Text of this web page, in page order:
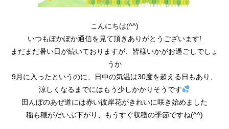
こんにちは(^^)
いつもぽかぽか通信を見て頂きありがとうございます!
まだまだ暑い日が続いておりますが、皆様いかがお過ごしでしょ
うか
9月に入ったというのに、日中の気温は30度を超える日もあり、
涼しくなるまでにはもう少しかかりそうです
田んぼのあぜ道には赤い彼岸花がきれいに咲き始めました
稲も穂がだいぶ下がり、もうすぐ収穫の季節ですね(^^)